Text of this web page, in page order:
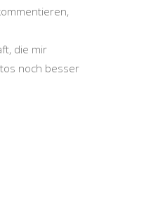
die mir
noch besser